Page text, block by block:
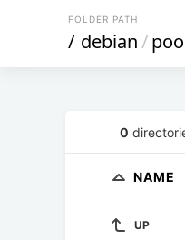
FOLDER PATH
/ debian/
0
NAME
UP